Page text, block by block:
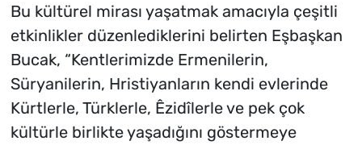
Bu kültürel mirası yaşatmak amacıyla çeşitli
etkinlikler düzenlediklerini belirten Eşbaşkan
Bucak, “Kentlerimizde Ermenilerin,
Süryanilerin, Hristiyanların kendi evlerinde
Kürtlerle, Türklerle, Êzidîlerle ve pek çok
kültürle birlikte yaşadığını göstermeye